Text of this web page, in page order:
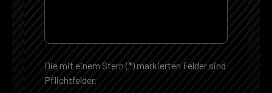
Die mit einem Stern (*) markierten Felder sind
Pflichtfelder.